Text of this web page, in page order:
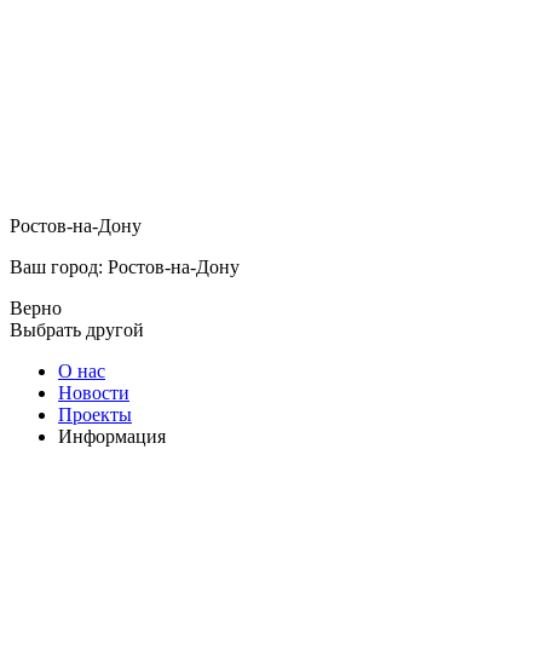
Ростов-на-Дону
Ваш город: Ростов-на-Дону
Верно
Выбрать другой
О нас
Новости
Проекты
Информация